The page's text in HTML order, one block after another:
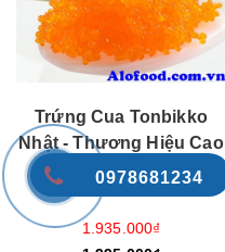
Trứng Cua Tonbikko
Nhật - Thương Hiệu Cao
Cấp Azuma
1.935.000₫
0978681234